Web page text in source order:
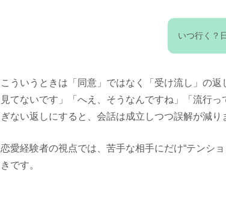
いつ行く？
こういうときは「同意」ではなく「受け流し」の
見てないです」「へえ、そうなんですね」「流行
ぎない返しにすると、会話は成立しつつ誤解が減り
恋愛経験者の視点では、苦手な相手にだけ“テンシ
きです。